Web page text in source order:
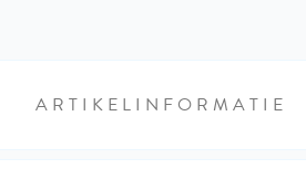
ARTIKELINFORMATIE